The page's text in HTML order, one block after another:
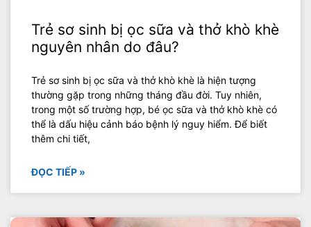
Trẻ sơ sinh bị ọc sữa và thở khò khè
nguyên nhân do đâu?
Trẻ sơ sinh bị ọc sữa và thở khò khè là hiện tượng
thường gặp trong những tháng đầu đời. Tuy nhiên,
trong một số trường hợp, bé ọc sữa và thở khò khè có
thể là dấu hiệu cảnh báo bệnh lý nguy hiểm. Để biết
thêm chi tiết,
ĐỌC TIẾP »